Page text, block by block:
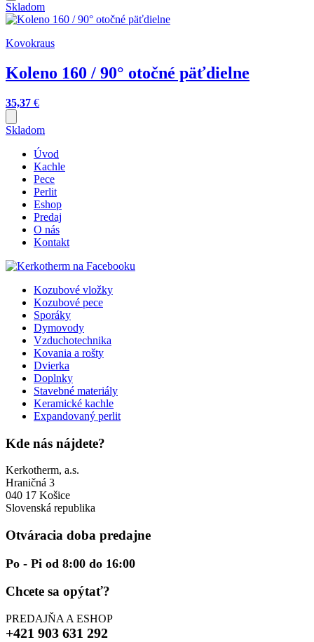
Skladom
Kovokraus
Koleno 160 / 90° otočné päťdielne
35,37 €
Skladom
Úvod
Kachle
Pece
Perlit
Eshop
Predaj
O nás
Kontakt
Kozubové vložky
Kozubové pece
Sporáky
Dymovody
Vzduchotechnika
Kovania a rošty
Dvierka
Doplnky
Stavebné materiály
Keramické kachle
Expandovaný perlit
Kde nás nájdete?
Kerkotherm, a.s.
Hraničná 3
040 17 Košice
Slovenská republika
Otváracia doba predajne
Po - Pi od 8:00 do 16:00
Chcete sa opýtať?
PREDAJŇA A ESHOP
+421 903 631 292